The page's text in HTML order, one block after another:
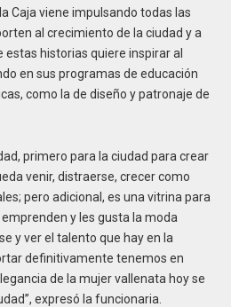
Caja viene impulsando todas las
al crecimiento de la ciudad y a
historias quiere inspirar al
en sus programas de educación
como la de diseño y patronaje de
primero para la ciudad para crear
venir, distraerse, crecer como
pero adicional, es una vitrina para
y les gusta la moda
y ver el talento que hay en la
definitivamente tenemos en
de la mujer vallenata hoy se
expresó la funcionaria.